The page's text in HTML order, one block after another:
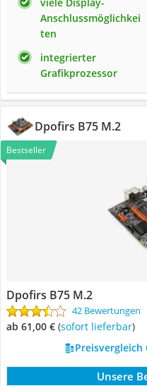
Anschlussmöglichkei
ten
integrierter
Grafikprozessor
Dpofirs B75 M.2
Bestseller
Dpofirs B75 M.2
42 Bewertungen
ab 61,00 € ( Sofort lieferbar)
Unsere